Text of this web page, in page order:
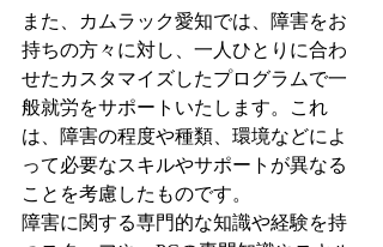
また、カムラック愛知では、障害をお
持ちの方々に対し、一人ひとりに合わ
せたカスタマイズしたプログラムで一
般就労をサポートいたします。これ
は、障害の程度や種類、環境などによ
って必要なスキルやサポートが異なる
ことを考慮したものです。
障害に関する専門的な知識や経験を持